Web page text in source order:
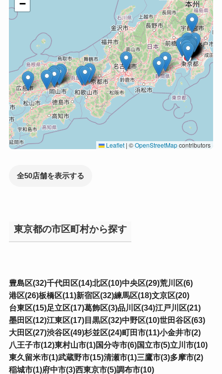
−
Leaflet | ©OpenStreetMapcontributors
全50店舗を表示する
東京都の市区町村から探す
豊島区(32)千代田区(14)北区(10)中央区(29)荒川区(6)
港区(26)板橋区(11)新宿区(32)練馬区(18)文京区(20)
台東区(15)足立区(17)葛飾区(3)品川区(34)江戸川区(21)
墨田区(12)江東区(17)目黒区(32)中野区(10)世田谷区(63)
大田区(27)渋谷区(49)杉並区(24)町田市(11)小金井市(2)
八王子市(12)東村山市(1)国分寺市(6)国立市(5)立川市(10)
東久留米市(1)武蔵野市(15)清瀬市(1)三鷹市(3)多摩市(2)
稲城市(1)府中市(3)西東京市(5)調布市(10)